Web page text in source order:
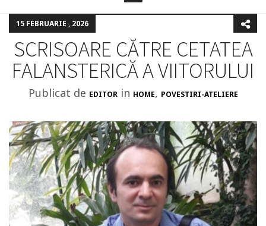
15 FEBRUARIE , 2026
SCRISOARE CĂTRE CETATEA
FALANSTERICĂ A VIITORULUI
Publicat de EDITOR in HOME, POVESTIRI-ATELIERE